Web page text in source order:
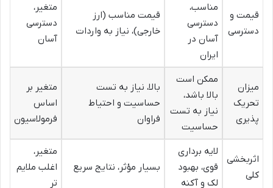
قیمت و
دسترسی
مناسب،
دسترسی
آسان در
ایران
قیمت مناسب (ارز
خارجی)، نیاز به واردات
متغیر،
دسترسی
آسان
میزان
تحریک
پذیری
ممکن است
بالا باشد،
نیاز به تست
حساسیت
بالا، نیاز به تست
حساسیت و احتیاط
فراوان
متغیر بر
اساس
فرمولاسیون
اثربخشی
کلی
لایه برداری
قوی، بهبود
لک و آکنه
بسیار مؤثر، نتایج سریع
متغیر،
اغلب ملایم
تر